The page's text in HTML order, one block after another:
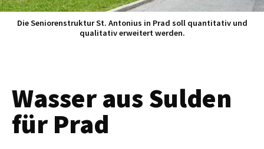
Die Seniorenstruktur St. Antonius in Prad soll quantitativ und
qualitativ erweitert werden.
Wasser aus Sulden
für Prad